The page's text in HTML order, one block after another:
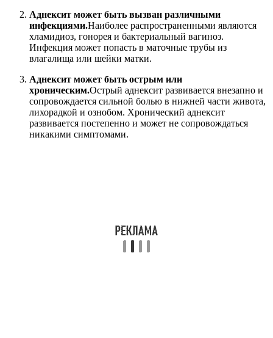
Аднексит может быть вызван различными
инфекциями.Наиболее распространенными являются
хламидиоз, гонорея и бактериальный вагиноз.
Инфекция может попасть в маточные трубы из
влагалища или шейки матки.
Аднексит может быть острым или
хроническим.Острый аднексит развивается внезапно и
сопровождается сильной болью в нижней части живота,
лихорадкой и ознобом. Хронический аднексит
развивается постепенно и может не сопровождаться
никакими симптомами.